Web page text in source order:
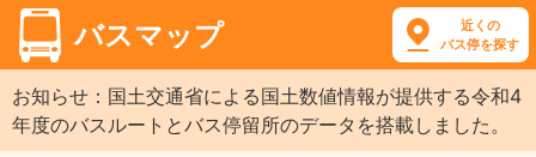
バスマップ
近くの
バス停を探す
お知らせ：国土交通省による国土数値情報が提供する令和4
年度のバスルートとバス停留所のデータを搭載しました。